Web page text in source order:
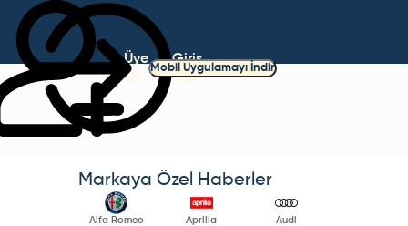
Üye
Ol
Giriş
Yap
Mobil Uygulamayı İndir
Markaya Özel Haberler
Alfa Romeo Aprilia Audi